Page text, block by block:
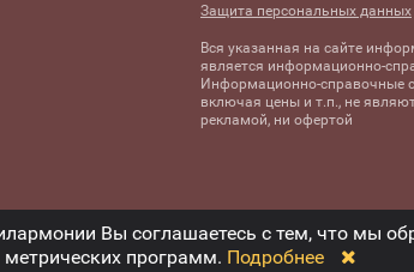
Защита персональных данных
Вся указанная на сайте
является информационно-
Информационно-справочные
включая цены и т.п., не
рекламой, ни офертой
Вы соглашаетесь с тем, что мы
метрических программ. Подробнее